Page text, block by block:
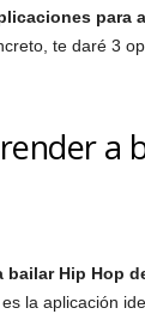
para
te daré 3
a
bailar Hip Hop
la aplicación